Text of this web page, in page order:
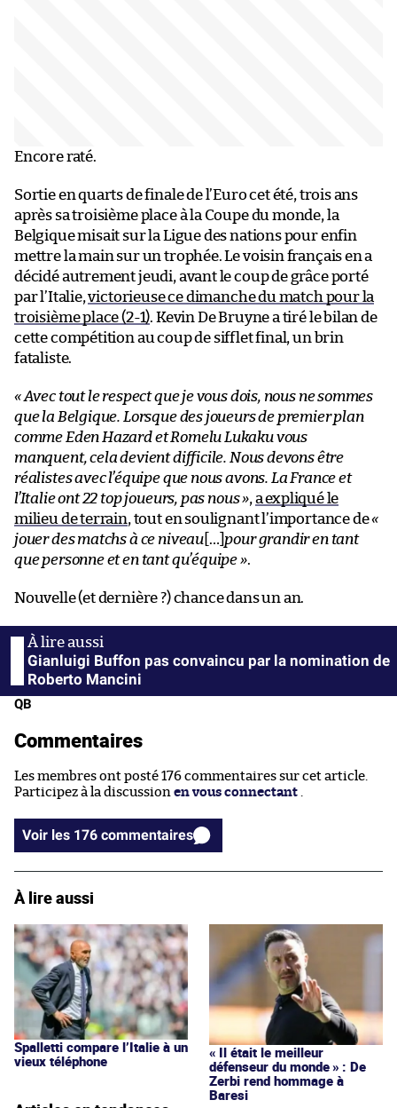
Encore raté.
Sortie en quarts de finale de l’Euro cet été, trois ans
après sa troisième place à la Coupe du monde, la
Belgique misait sur la Ligue des nations pour enfin
mettre la main sur un trophée. Le voisin français en a
décidé autrement jeudi, avant le coup de grâce porté
par l’Italie,victorieuse ce dimanche du match pour la
troisième place (2-1). Kevin De Bruyne a tiré le bilan de
cette compétition au coup de sifflet final, un brin
fataliste.
« Avec tout le respect que je vous dois, nous ne sommes
que la Belgique. Lorsque des joueurs de premier plan
comme Eden Hazard et Romelu Lukaku vous
manquent, cela devient difficile. Nous devons être
réalistes avec l’équipe que nous avons. La France et
l’Italie ont 22 top joueurs, pas nous », a expliqué le
milieu de terrain, tout en soulignant l’importance de«
jouer des matchs à ce niveau[…] pour grandir en tant
que personne et en tant qu’équipe ».
Nouvelle (et dernière ?) chance dans un an.
Gianluigi Buffon pas convaincu par la nomination de
Roberto Mancini
QB
Commentaires
Les membres ont posté 176 commentaires sur cet article.
Participez à la discussion en vous connectant
Voir les 176 commentaires
À lire aussi
Spalletti compare l’Italie à un
vieux téléphone
« Il était le meilleur
défenseur du monde » : De
Zerbi rend hommage à
Baresi